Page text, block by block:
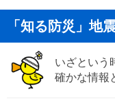
「知る防災」地
いざという
確かな情報